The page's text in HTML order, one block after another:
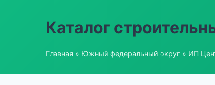
Каталог
Главная » Южный федеральный округ » ИП